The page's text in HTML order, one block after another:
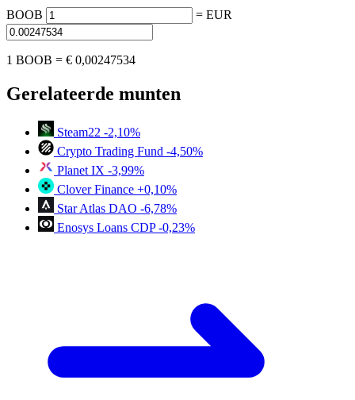
BOOB = EUR
1 BOOB = € 0,00247534
Gerelateerde munten
Steam22 -2,10%
Crypto Trading Fund -4,50%
Planet IX -3,99%
Clover Finance +0,10%
Star Atlas DAO -6,78%
Enosys Loans CDP -0,23%